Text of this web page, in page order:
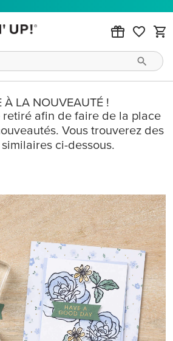
À LA NOUVEAUTÉ !
afin de faire de la place
Vous trouverez des
ci-dessous.